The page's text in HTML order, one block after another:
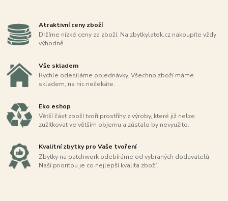
Atraktivní ceny zboží
Držíme nízké ceny za zboží. Na zbytkylatek.cz nakoupíte vždy
výhodně.
Vše skladem
Rychle odesíláme objednávky. Všechno zboží máme
skladem, na nic nečekáte.
Eko eshop
Větší část zboží tvoří prostřihy z výroby, které již nelze
zužitkovat ve větším objemu a zůstalo by nevyužito.
Kvalitní zbytky pro Vaše tvoření
Zbytky na patchwork odebíráme od vybraných dodavatelů.
Naší prioritou je co nejlepší kvalita zboží.